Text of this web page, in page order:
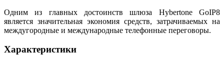
Одним из главных достоинств шлюза Hybertone GoIP8
является значительная экономия средств, затрачиваемых на
междугородные и международные телефонные переговоры.
Характеристики